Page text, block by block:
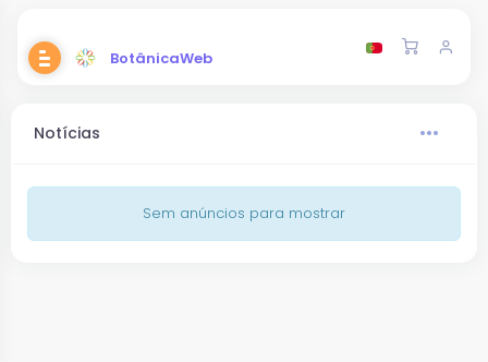
BotânicaWeb
Notícias
Sem anúncios para mostrar